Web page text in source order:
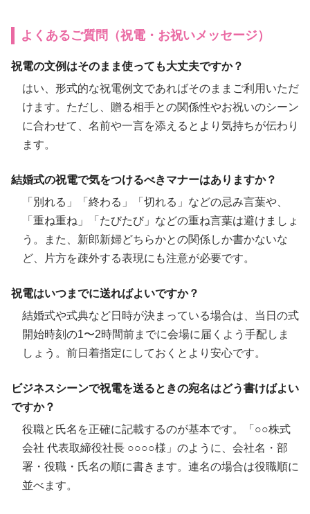
よくあるご質問（祝電・お祝いメッセージ）
祝電の文例はそのまま使っても大丈夫ですか？
はい、形式的な祝電例文であればそのままご利用いただ
けます。ただし、贈る相手との関係性やお祝いのシーン
に合わせて、名前や一言を添えるとより気持ちが伝わり
ます。
結婚式の祝電で気をつけるべきマナーはありますか？
「別れる」「終わる」「切れる」などの忌み言葉や、
「重ね重ね」「たびたび」などの重ね言葉は避けましょ
う。また、新郎新婦どちらかとの関係しか書かないな
ど、片方を疎外する表現にも注意が必要です。
祝電はいつまでに送ればよいですか？
結婚式や式典など日時が決まっている場合は、当日の式
開始時刻の1〜2時間前までに会場に届くよう手配しま
しょう。前日着指定にしておくとより安心です。
ビジネスシーンで祝電を送るときの宛名はどう書けばよい
ですか？
役職と氏名を正確に記載するのが基本です。「○○株式
会社 代表取締役社長 ○○○○様」のように、会社名・部
署・役職・氏名の順に書きます。連名の場合は役職順に
並べます。